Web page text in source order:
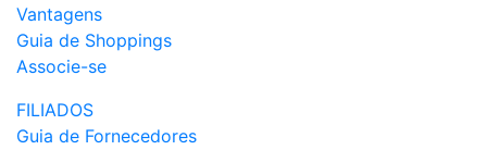
Vantagens
Guia de Shoppings
Associe-se
FILIADOS
Guia de Fornecedores